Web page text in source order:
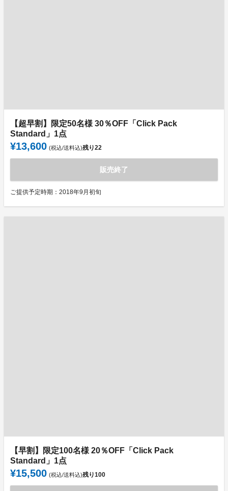
【超早割】限定50名様 30％OFF「Click Pack
Standard」1点
¥13,600 (税込/送料込)残り22
販売終了
ご提供予定時期：2018年9月初旬
【早割】限定100名様 20％OFF「Click Pack
Standard」1点
¥15,500 (税込/送料込)残り100